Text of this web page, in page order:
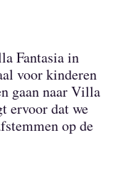
Fantasia in
voor kinderen
gaan naar Villa
ervoor dat we
op de